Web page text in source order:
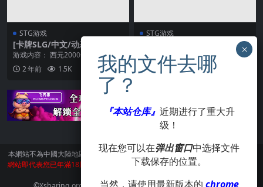
STG游戏
[卡牌SLG/中文/动态] 胖次卡
片【安卓+pc】
游戏内容： 西元2000年。 天空突
然出现裂缝、从中飞出许多怪物。
同时出现了长...
2 年前 1.5K 2
STG游戏
[卡牌SLG/中文/动态] 胖次卡
片 【安卓直装】
游戏内容： 西元2000年。 天空突
然出现裂缝、从中飞出许多怪物。
同时出现了长...
2 年前 1.9K
本網站不為中國大陸地區的用戶提供服務。訪問本網站請遵守當地法律。訪問本
網站即代表您已年滿18周歲。本站所有作品版權歸著作人所有，僅供學習交流使
『本站仓库』 近期进行了重大升
级！
现在您可以在弹出窗口中选择文件
下载保存的位置。
当然，请使用最新版本的 chrome